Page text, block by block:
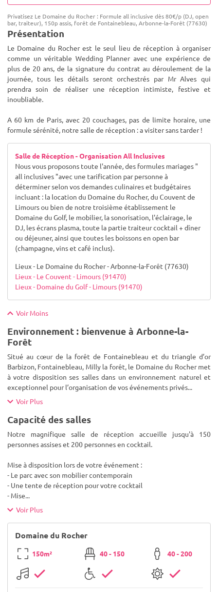
Privatisez Le Domaine du Rocher : Formule all inclusive dès 80€/p (DJ, open
bar, traiteur), 150p assis, forêt de Fontainebleau, Arbonne-la-Forêt (77630)
Présentation
Le Domaine du Rocher est le seul lieu de réception à organiser
comme un véritable Wedding Planner avec une expérience de
plus de 20 ans, de la signature du contrat au déroulement de la
journée, tous les détails seront orchestrés par Mr Alves qui
prendra soin de réaliser une réception intimiste, festive et
inoubliable.
A 60 km de Paris, avec 20 couchages, pas de limite horaire, une
formule sérénité, notre salle de réception : a visiter sans tarder !
Salle de Réception - Organisation All Inclusives
Nous vous proposons toute l'année, des formules mariages "
all inclusives "avec une tarification par personne à
déterminer selon vos demandes culinaires et budgétaires
incluant : la location du Domaine du Rocher, du Couvent de
Limours ou bien de notre troisième établissement le
Domaine du Golf, le mobilier, la sonorisation, l'éclairage, le
DJ, les écrans plasma, toute la partie traiteur cocktail + dîner
ou déjeuner, ainsi que toutes les boissons en open bar
(champagne, vins et café inclus).
Lieux - Le Domaine du Rocher - Arbonne-la-Forêt (77630)
Lieux - Le Couvent - Limours (91470)
Lieux - Domaine du Golf - Limours (91470)
Voir Moins
Environnement : bienvenue à Arbonne-la-
Forêt
Situé au cœur de la forêt de Fontainebleau et du triangle d’or
Barbizon, Fontainebleau, Milly la forêt, le Domaine du Rocher met
à votre disposition ses salles dans un environnement naturel et
exceptionnel pour l’organisation de vos événements privés...
Voir Plus
Capacité des salles
Notre magnifique salle de réception accueille jusqu'à 150
personnes assises et 200 personnes en cocktail.
Mise à disposition lors de votre événement :
- Le parc avec son mobilier contemporain
- Une tente de réception pour votre cocktail
- Mise...
Voir Plus
Domaine du Rocher
150m² 40 - 150 40 - 200